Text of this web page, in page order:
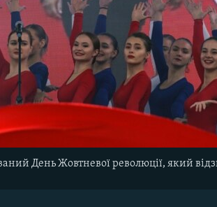
День Жовтневої революції, який